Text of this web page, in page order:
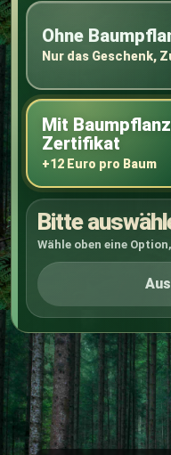
Ohne
Nur das Geschenk,
Mit
Zertifikat
+12 Euro pro Baum
Bitte
Wähle oben eine